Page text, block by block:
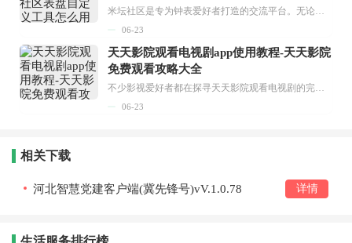
米坛社区是专为钟表爱好者打造的交流平台。无论你是初涉钟表领域的普通爱好者，还是拥有多年收藏经验的资深玩家，都能在此找到属于自己的天地。 无需注册，就能轻松参与其中。通过专业的讨论论坛与丰富的交互功能，你可与世界各地的钟表爱好者畅快交流。若你钟情于钟表，米坛社区无疑是值得一试的理想之选。在这里，你能获取最新的手表资讯，交流见解，提升鉴赏品味，让每一块手表都成为收藏故事中重要的一部分。感兴趣的朋友，不要错过下载机会。...
06-23
天天影院观看电视剧app使用教程-天天影院
免费观看攻略大全
不少影视爱好者都在探寻天天影院观看电视剧的完整方法，结合最新平台使用规则，本篇新手入门攻略全面讲解观看渠道、检索流程、播放设置以及画面模式调整等实用内容。全文适配手机、电脑等主流设备，步骤简洁易懂，无论是初次使用的新手，还是想要优化观影体验的用户，都能参照内容快速上手，熟练掌握平台各项操作技巧，轻松畅享影视内容。...
06-23
相关下载
河北智慧党建客户端(冀先锋号)vV.1.0.78 详情